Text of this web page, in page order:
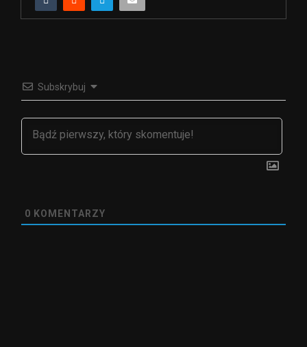
Subskrybuj
0 KOMENTARZY